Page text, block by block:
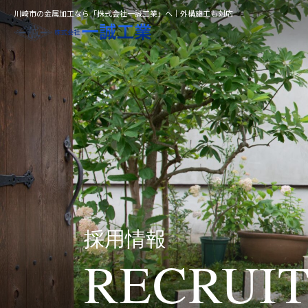
川崎市の金属加工なら「株式会社一誠工業」へ｜外構施工も対応
採用情報